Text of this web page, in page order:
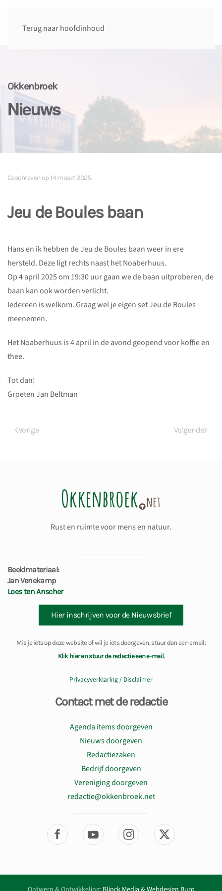
Terug naar hoofdinhoud
Okkenbroek
Nieuws
Geschreven op14 maart 2025.
Jeu de Boules baan
Hans en ik hebben de Jeu de Boules baan weer in ere
hersteld. Deze ligt rechts naast het Noaberhuus.
Op 4 april 2025 om 19:30 uur gaan we de baan uitproberen, de
baan kan ook worden verlicht.
Iedereen is welkom. Graag wel je eigen set Jeu de Boules
meenemen.
Het Noaberhuus is 4 april in de avond geopend voor koffie en
thee.
Tot dan!
Groeten Jan Beltman
Vorige Volgende
Rust en ruimte voor mens en natuur.
Beeldmateriaal:
Jan Venekamp
Loes ten Anscher
Hier inschrijven voor de Nieuwsbrief
Mis je iets op deze website of wil je iets doorgeven, stuur dan een email:
Klik hier en stuur de redactie een e-mail.
Privacyverklaring / Disclaimer
Contact met de redactie
Agenda items doorgeven
Nieuws doorgeven
Redactiezaken
Bedrijf doorgeven
Vereniging doorgeven
redactie@okkenbroek.net